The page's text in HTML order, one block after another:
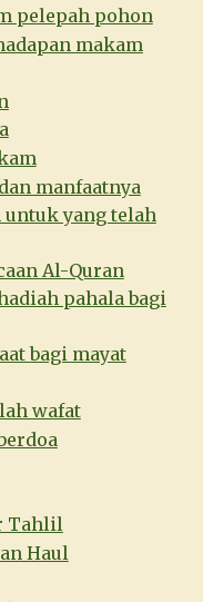
pelepah pohon
makam
manfaatnya
untuk yang telah
Al-Quran
pahala bagi
bagi mayat
wafat
Tahlil
Haul